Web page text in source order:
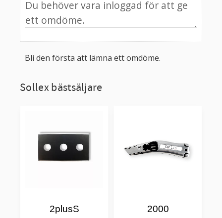
Bli den första att lämna ett omdöme.
Sollex bästsäljare
2plusS 2000